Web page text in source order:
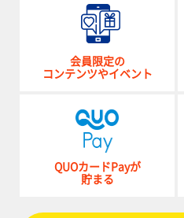
会員限定の
コンテンツやイベント
QUOカードPayが
貯まる